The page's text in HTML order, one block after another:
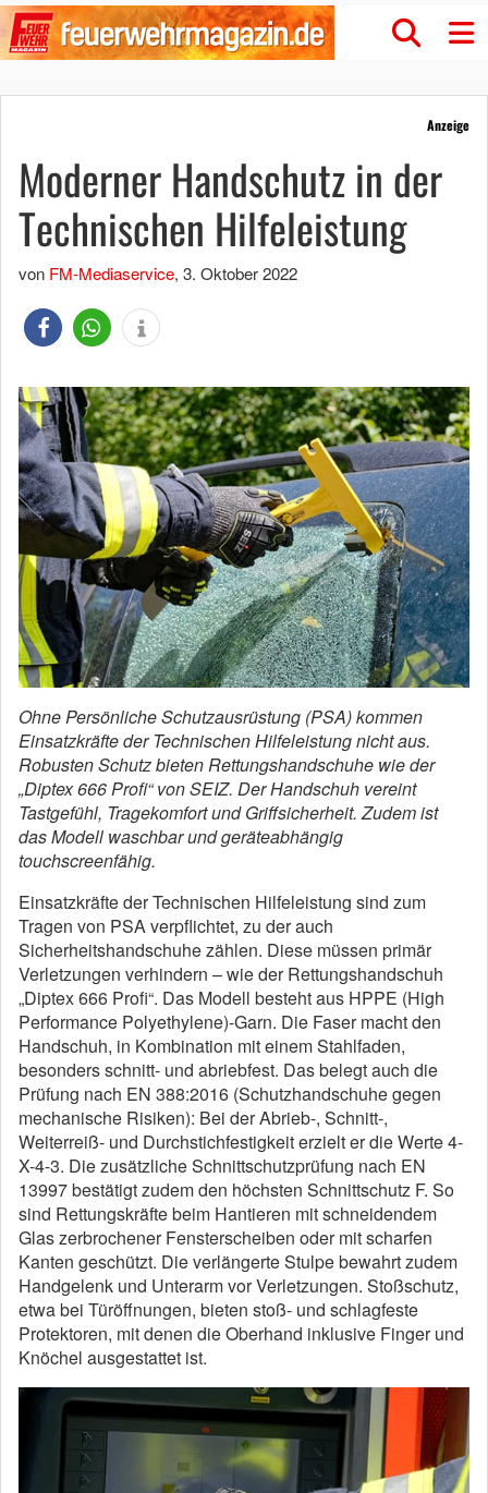
Anzeige
Moderner Handschutz in der
Technischen Hilfeleistung
von FM-Mediaservice, 3. Oktober 2022
Ohne Persönliche Schutzausrüstung (PSA) kommen
Einsatzkräfte der Technischen Hilfeleistung nicht aus.
Robusten Schutz bieten Rettungshandschuhe wie der
„Diptex 666 Profi“ von SEIZ. Der Handschuh vereint
Tastgefühl, Tragekomfort und Griffsicherheit. Zudem ist
das Modell waschbar und geräteabhängig
touchscreenfähig.
Einsatzkräfte der Technischen Hilfeleistung sind zum
Tragen von PSA verpflichtet, zu der auch
Sicherheitshandschuhe zählen. Diese müssen primär
Verletzungen verhindern – wie der Rettungshandschuh
„Diptex 666 Profi“. Das Modell besteht aus HPPE (High
Performance Polyethylene)-Garn. Die Faser macht den
Handschuh, in Kombination mit einem Stahlfaden,
besonders schnitt- und abriebfest. Das belegt auch die
Prüfung nach EN 388:2016 (Schutzhandschuhe gegen
mechanische Risiken): Bei der Abrieb-, Schnitt-,
Weiterreiß- und Durchstichfestigkeit erzielt er die Werte 4-
X-4-3. Die zusätzliche Schnittschutzprüfung nach EN
13997 bestätigt zudem den höchsten Schnittschutz F. So
sind Rettungskräfte beim Hantieren mit schneidendem
Glas zerbrochener Fensterscheiben oder mit scharfen
Kanten geschützt. Die verlängerte Stulpe bewahrt zudem
Handgelenk und Unterarm vor Verletzungen. Stoßschutz,
etwa bei Türöffnungen, bieten stoß- und schlagfeste
Protektoren, mit denen die Oberhand inklusive Finger und
Knöchel ausgestattet ist.